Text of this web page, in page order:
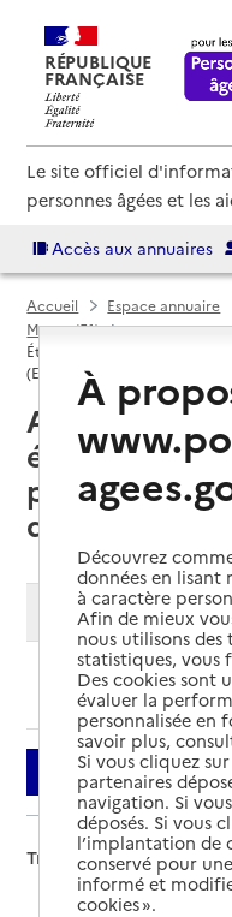
RÉPUBLIQUE
FRANÇAISE
Le site officiel
personnes âgées et les
Accès aux annuaires
Accueil Espace annuaire
Marne (51)
Établissement
(EHPAD)
Avize (51190)
pour
dépendantes
Modifier ma
Filtrer
Trier par :
À
Découvrez
données en
à caractère
Afin de mieux
nous utilisons des
statistiques,
Des cookies sont
évaluer la
personnalisée en
savoir plus,
Si vous cliquez
partenaires
navigation. Si
déposés. Si vous
l’implantation de
conservé pour
informé et
cookies ».